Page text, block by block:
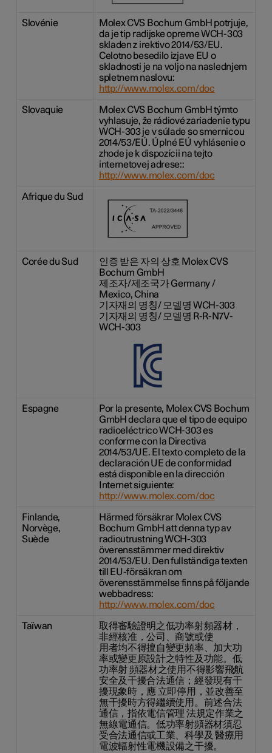
Slovénie
Molex CVS Bochum GmbH potrjuje,
da je tip radijske opreme WCH-303
skladen z irektivo 2014/53/EU.
Celotno besedilo izjave EU o
skladnosti je na voljo na naslednjem
spletnem naslovu:
http://www.molex.com/doc
Slovaquie
Molex CVS Bochum GmbH týmto
vyhlasuje, že rádiové zariadenie typu
WCH-303 je v súlade so smernicou
2014/53/EÚ. Úplné EÚ vyhlásenie o
zhode je k dispozícii na tejto
internetovej adrese::
http://www.molex.com/doc
Afrique du Sud
Corée du Sud
인증 받은 자의 상호 Molex CVS
Bochum GmbH
제조자/제조국가 Germany /
Mexico, China
기자재의 명칭/ 모델명 WCH-303
기자재의 명칭/ 모델명 R-R-N7V-
WCH-303
Espagne
Por la presente, Molex CVS Bochum
GmbH declara que el tipo de equipo
radioeléctrico WCH-303 es
conforme con la Directiva
2014/53/UE. El texto completo de la
declaración UE de conformidad
está disponible en la dirección
Internet siguiente:
http://www.molex.com/doc
Finlande,
Norvège,
Suède
Härmed försäkrar Molex CVS
Bochum GmbH att denna typ av
radioutrustning WCH-303
överensstämmer med direktiv
2014/53/EU. Den fullständiga texten
till EU-försäkran om
överensstämmelse finns på följande
webbadress:
http://www.molex.com/doc
Taïwan
取得審驗證明之低功率射頻器材，
非經核准，公司、商號或使
用者均不得擅自變更頻率、加大功
率或變更原設計之特性及功能。低
功率射 頻器材之使用不得影響飛航
安全及干擾合法通信；經發現有干
擾現象時，應 立即停用，並改善至
無干擾時方得繼續使用。前述合法
通信，指依電信管理 法規定作業之
無線電通信。低功率射頻器材須忍
受合法通信或工業、科學及 醫療用
電波輻射性電機設備之干擾。